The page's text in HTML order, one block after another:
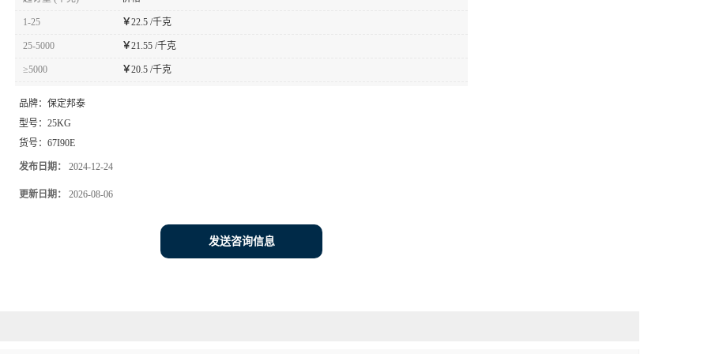
1-25 ￥22.5 /千克
25-5000 ￥21.55 /千克
≥5000 ￥20.5 /千克
品牌： 保定邦泰
型号： 25KG
货号： 67I90E
发布日期： 2024-12-24
更新日期： 2026-08-06
发送咨询信息